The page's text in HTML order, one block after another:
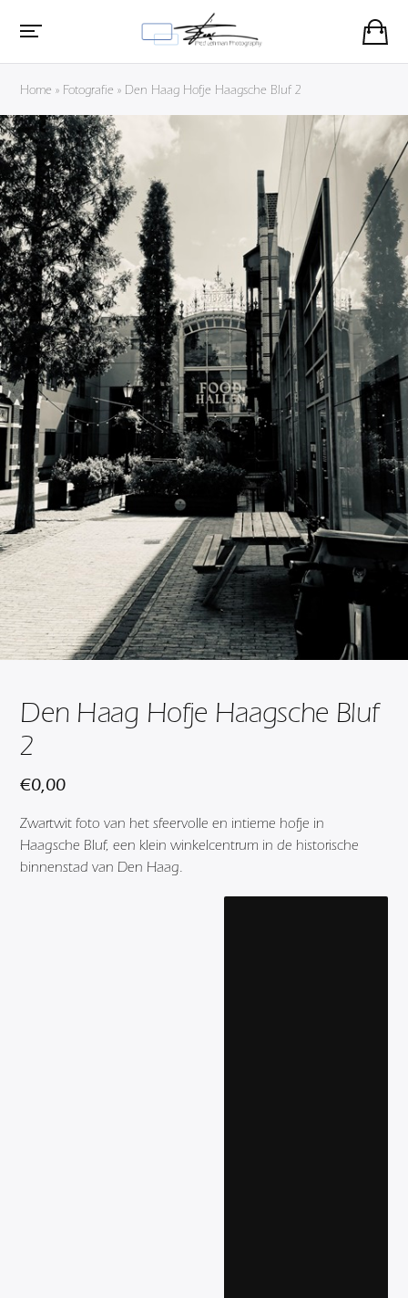
Home » Fotografie » Den Haag Hofje Haagsche Bluf 2
Den Haag Hofje Haagsche Bluf
2
€0,00
Zwartwit foto van het sfeervolle en intieme hofje in
Haagsche Bluf, een klein winkelcentrum in de historische
binnenstad van Den Haag.